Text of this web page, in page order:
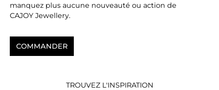
manquez plus aucune nouveauté ou action de
CAJOY Jewellery.
COMMANDER
TROUVEZ L'INSPIRATION